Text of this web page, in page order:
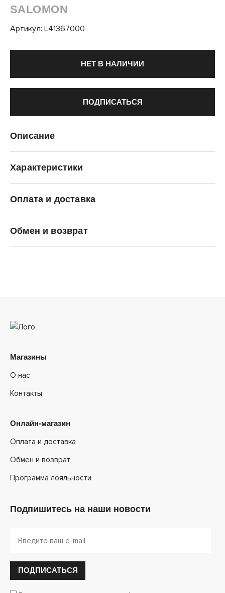
SALOMON
Артикул: L41367000
НЕТ В НАЛИЧИИ
ПОДПИСАТЬСЯ
Описание
Характеристики
Оплата и доставка
Обмен и возврат
Магазины
О нас
Контакты
Онлайн-магазин
Оплата и доставка
Обмен и возврат
Программа лояльности
Подпишитесь на наши новости
ПОДПИСАТЬСЯ